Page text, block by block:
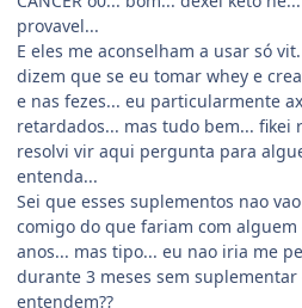
provavel...
E eles me aconselham a usar só
dizem que se eu tomar whey e
e nas fezes... eu particularmente
retardados... mas tudo bem... fikei
resolvi vir aqui pergunta para
entenda...
Sei que esses suplementos nao
comigo do que fariam com
anos... mas tipo... eu nao iria me
durante 3 meses sem suplementar
entendem??